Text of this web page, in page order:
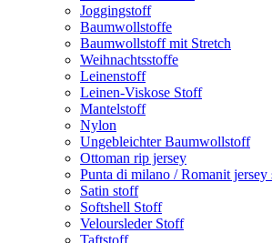
Joggingstoff
Baumwollstoffe
Baumwollstoff mit Stretch
Weihnachtsstoffe
Leinenstoff
Leinen-Viskose Stoff
Mantelstoff
Nylon
Ungebleichter Baumwollstoff
Ottoman rip jersey
Punta di milano / Romanit jersey
Satin stoff
Softshell Stoff
Veloursleder Stoff
Taftstoff